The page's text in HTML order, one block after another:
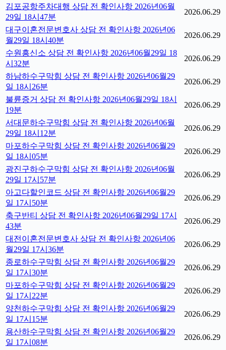
김포공항주차대행 상담 전 확인사항 2026년06월
29일 18시47분
2026.06.29
대구이혼전문변호사 상담 전 확인사항 2026년06
월29일 18시40분
2026.06.29
수원흥신소 상담 전 확인사항 2026년06월29일 18
시32분
2026.06.29
하남하수구막힘 상담 전 확인사항 2026년06월29
일 18시26분
2026.06.29
불륜증거 상담 전 확인사항 2026년06월29일 18시
19분
2026.06.29
서대문하수구막힘 상담 전 확인사항 2026년06월
29일 18시12분
2026.06.29
마포하수구막힘 상담 전 확인사항 2026년06월29
일 18시05분
2026.06.29
광진구하수구막힘 상담 전 확인사항 2026년06월
29일 17시57분
2026.06.29
아고다할인코드 상담 전 확인사항 2026년06월29
일 17시50분
2026.06.29
축구반티 상담 전 확인사항 2026년06월29일 17시
43분
2026.06.29
대전이혼전문변호사 상담 전 확인사항 2026년06
월29일 17시36분
2026.06.29
종로하수구막힘 상담 전 확인사항 2026년06월29
일 17시30분
2026.06.29
마포하수구막힘 상담 전 확인사항 2026년06월29
일 17시22분
2026.06.29
양천하수구막힘 상담 전 확인사항 2026년06월29
일 17시15분
2026.06.29
용산하수구막힘 상담 전 확인사항 2026년06월29
일 17시08분
2026.06.29